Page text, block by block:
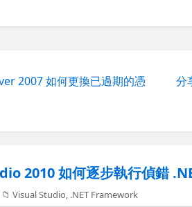
2007 如何更換已過期的憑
分
2010 如何逐步執行偵錯
📁Visual Studio, .NET Framework